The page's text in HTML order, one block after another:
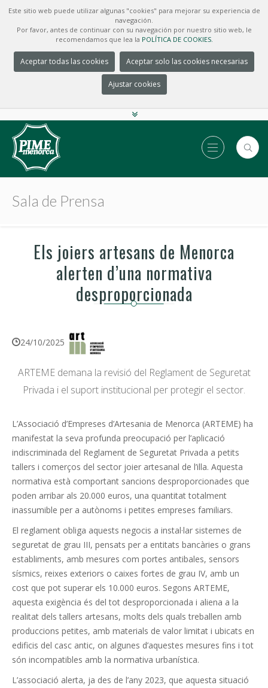
Este sitio web puede utilizar algunas "cookies" para mejorar su experiencia de
navegación.
Por favor, antes de continuar con su navegación por nuestro sitio web, le
recomendamos que lea la POLÍTICA DE COOKIES.
Aceptar todas las cookies Aceptar solo las cookies necesarias
Ajustar cookies
Sala de Prensa
Els joiers artesans de Menorca
alerten d’una normativa
desproporcionada
24/10/2025
ARTEME demana la revisió del Reglament de Seguretat
Privada i el suport institucional per protegir el sector.
L’Associació d’Empreses d’Artesania de Menorca (ARTEME) ha
manifestat la seva profunda preocupació per l’aplicació
indiscriminada del Reglament de Seguretat Privada a petits
tallers i comerços del sector joier artesanal de l’illa. Aquesta
normativa està comportant sancions desproporcionades que
poden arribar als 20.000 euros, una quantitat totalment
inassumible per a autònoms i petites empreses familiars.
El reglament obliga aquests negocis a instal·lar sistemes de
seguretat de grau III, pensats per a entitats bancàries o grans
establiments, amb mesures com portes antibales, sensors
sísmics, reixes exteriors o caixes fortes de grau IV, amb un
cost que pot superar els 10.000 euros. Segons ARTEME,
aquesta exigència és del tot desproporcionada i aliena a la
realitat dels tallers artesans, molts dels quals treballen amb
produccions petites, amb materials de valor limitat i ubicats en
edificis del casc antic, on algunes d’aquestes mesures fins i tot
són incompatibles amb la normativa urbanística.
L’associació alerta, ja des de l’any 2023, que aquesta situació